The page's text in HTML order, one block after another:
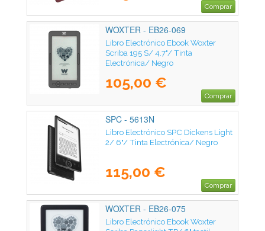
Comprar
WOXTER - EB26-069
Libro Electrónico Ebook Woxter
Scriba 195 S/ 4.7"/ Tinta
Electrónica/ Negro
105,00 €
Comprar
SPC - 5613N
Libro Electrónico SPC Dickens Light
2/ 6"/ Tinta Electrónica/ Negro
115,00 €
Comprar
WOXTER - EB26-075
Libro Electrónico Ebook Woxter